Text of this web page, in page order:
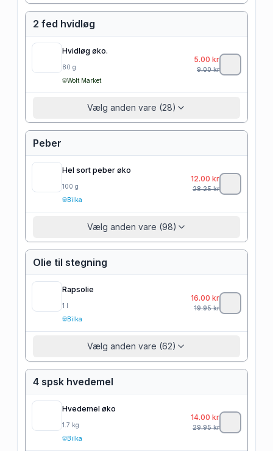
2 fed hvidløg
Hvidløg øko.
80 g
Wolt Market
5.00 kr
9.00kr
Vælg anden vare (28)
Peber
Hel sort peber øko
100 g
Bilka
12.00 kr
28.25kr
Vælg anden vare (98)
Olie til stegning
Rapsolie
1 l
Bilka
16.00 kr
19.95kr
Vælg anden vare (62)
4 spsk hvedemel
Hvedemel øko
1.7 kg
Bilka
14.00 kr
29.95kr